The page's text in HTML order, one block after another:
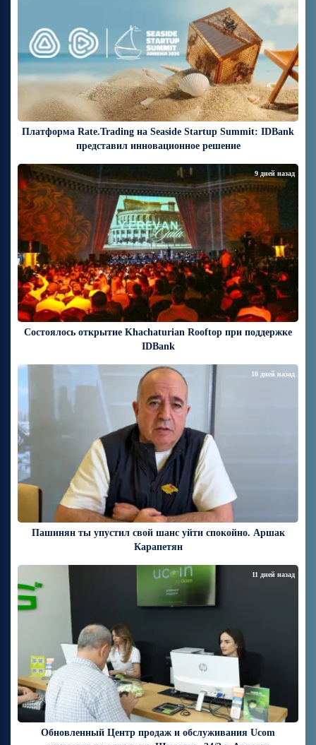
Платформа Rate.Trading на Seaside Startup Summit: IDBank
представил инновационное решение
Состоялось открытие Khachaturian Rooftop при поддержке
IDBank
9 дней назад
Пашинян ты упустил свой шанс уйти спокойно. Аршак
Карапетян
10 дней назад
Обновленный Центр продаж и обслуживания Ucom
11 дней назад